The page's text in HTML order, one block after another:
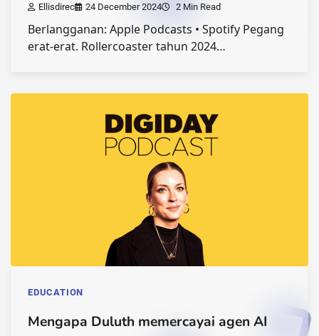
Ellisdirec 24 December 2024 2 Min Read
Berlangganan: Apple Podcasts • Spotify Pegang
erat-erat. Rollercoaster tahun 2024…
EDUCATION
Mengapa Duluth memercayai agen AI